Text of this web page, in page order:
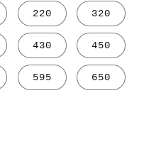
220 320
430 450
595 650